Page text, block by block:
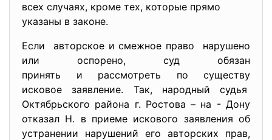
всех случаях, кроме тех, которые прямо
указаны в законе.
Если авторское и смежное право нарушено
или оспорено, суд обязан
принять и рассмотреть по существу
исковое заявление. Так, народный судья
Октябрьского района г. Ростова – на - Дону
отказал Н. в приеме искового заявления об
устранении нарушений его авторских прав,